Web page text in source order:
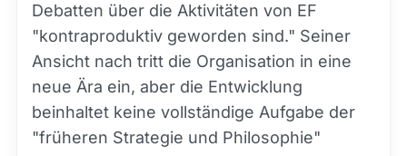
Debatten über die Aktivitäten von EF
"kontraproduktiv geworden sind." Seiner
Ansicht nach tritt die Organisation in eine
neue Ära ein, aber die Entwicklung
beinhaltet keine vollständige Aufgabe der
"früheren Strategie und Philosophie"